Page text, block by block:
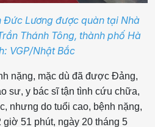
Đức Lương được quàn tại Nhà
Thánh Tông, thành phố Hà
VGP/Nhật Bắc
nặng, mặc dù đã được Đảng,
sư, y bác sĩ tận tình cứu chữa,
nhưng do tuổi cao, bệnh nặng,
51 phút, ngày 20 tháng 5